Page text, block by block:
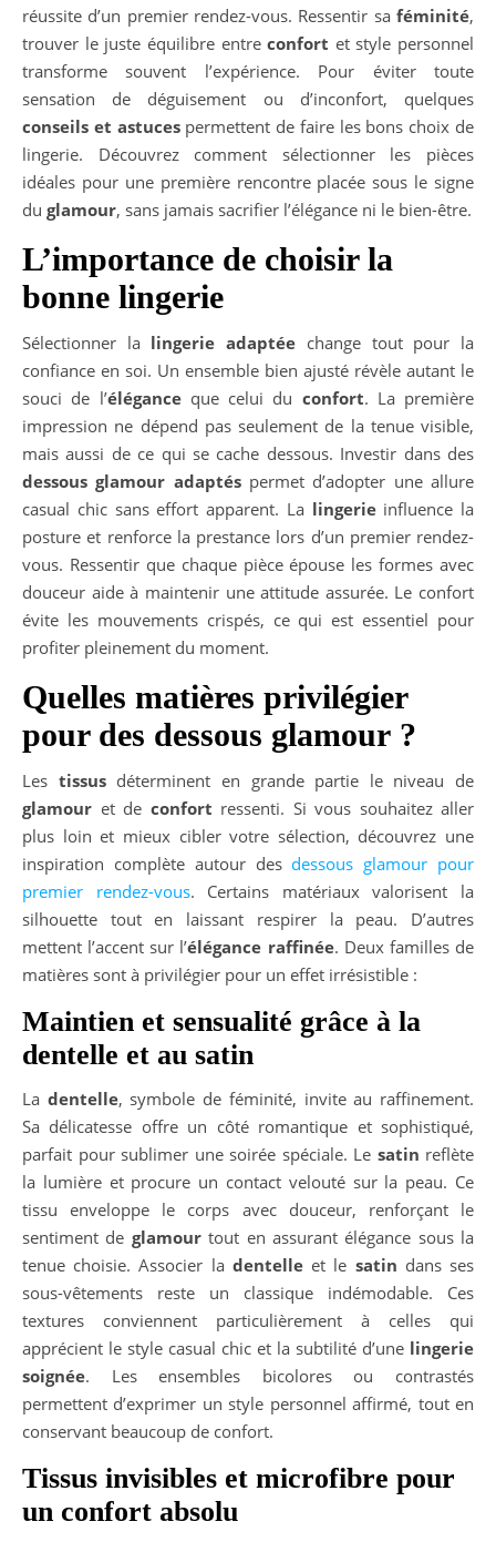
réussite d’un premier rendez-vous. Ressentir sa féminité,
trouver le juste équilibre entreconfort et style personnel
transforme souvent l’expérience. Pour éviter toute
sensation de déguisement ou d’inconfort, quelques
conseils et astucespermettent de faire les bons choix de
lingerie. Découvrez comment sélectionner les pièces
idéales pour une première rencontre placée sous le signe
du glamour, sans jamais sacrifier l’élégance ni le bien-être.
L’importance de choisir la
bonne lingerie
Sélectionner la lingerie adaptée change tout pour la
confiance en soi. Un ensemble bien ajusté révèle autant le
souci de l’éléganceque celui du confort. La première
impression ne dépend pas seulement de la tenue visible,
mais aussi de ce qui se cache dessous. Investir dans des
dessous glamour adaptéspermet d’adopter une allure
casual chic sans effort apparent. La lingerieinfluence la
posture et renforce la prestance lors d’un premier rendez-
vous. Ressentir que chaque pièce épouse les formes avec
douceur aide à maintenir une attitude assurée. Le confort
évite les mouvements crispés, ce qui est essentiel pour
profiter pleinement du moment.
Quelles matières privilégier
pour des dessous glamour ?
Les tissusdéterminent en grande partie le niveau de
glamour et de confort ressenti. Si vous souhaitez aller
plus loin et mieux cibler votre sélection, découvrez une
inspiration complète autour desdessous glamour pour
premier rendez-vous. Certains matériaux valorisent la
silhouette tout en laissant respirer la peau. D’autres
mettent l’accent sur l’élégance raffinée. Deux familles de
matières sont à privilégier pour un effet irrésistible :
Maintien et sensualité grâce à la
dentelle et au satin
La dentelle, symbole de féminité, invite au raffinement.
Sa délicatesse offre un côté romantique et sophistiqué,
parfait pour sublimer une soirée spéciale. Le satin reflète
la lumière et procure un contact velouté sur la peau. Ce
tissu enveloppe le corps avec douceur, renforçant le
sentiment de glamourtout en assurant élégance sous la
tenue choisie. Associer la dentelleet le satin dans ses
sous-vêtements reste un classique indémodable. Ces
textures conviennent particulièrement à celles qui
apprécient le style casual chic et la subtilité d’une lingerie
soignée. Les ensembles bicolores ou contrastés
permettent d’exprimer un style personnel affirmé, tout en
conservant beaucoup de confort.
Tissus invisibles et microfibre pour
un confort absolu